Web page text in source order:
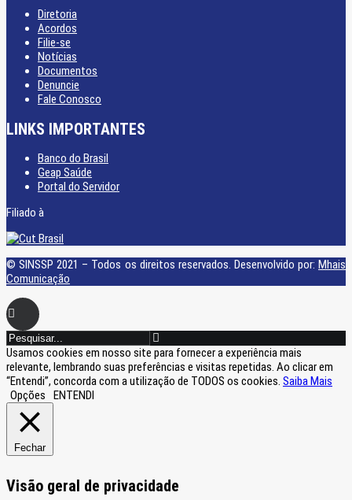
Diretoria
Acordos
Filie-se
Notícias
Documentos
Denuncie
Fale Conosco
LINKS IMPORTANTES
Banco do Brasil
Geap Saúde
Portal do Servidor
Filiado à
© SINSSP 2021 – Todos os direitos reservados. Desenvolvido por: Mhais
Comunicação
Usamos cookies em nosso site para fornecer a experiência mais
relevante, lembrando suas preferências e visitas repetidas. Ao clicar em
“Entendi”, concorda com a utilização de TODOS os cookies. Saiba Mais
Opções
ENTENDI
Fechar
Visão geral de privacidade